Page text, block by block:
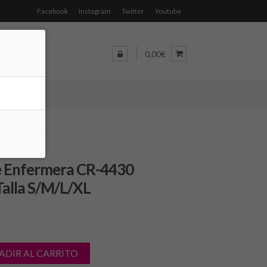
Facebook Instagram Twitter Youtube
0,00€
Enfermera CR-4430
S/M/L/XL
AL CARRITO